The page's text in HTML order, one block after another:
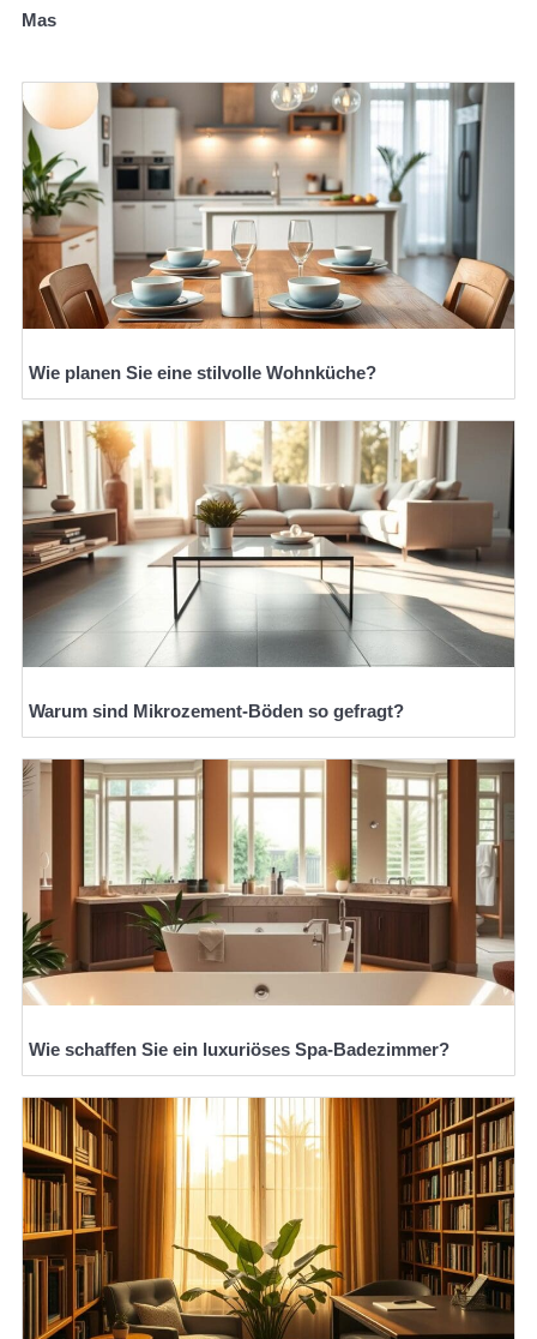
Mas
Wie planen Sie eine stilvolle Wohnküche?
Warum sind Mikrozement-Böden so gefragt?
Wie schaffen Sie ein luxuriöses Spa-Badezimmer?